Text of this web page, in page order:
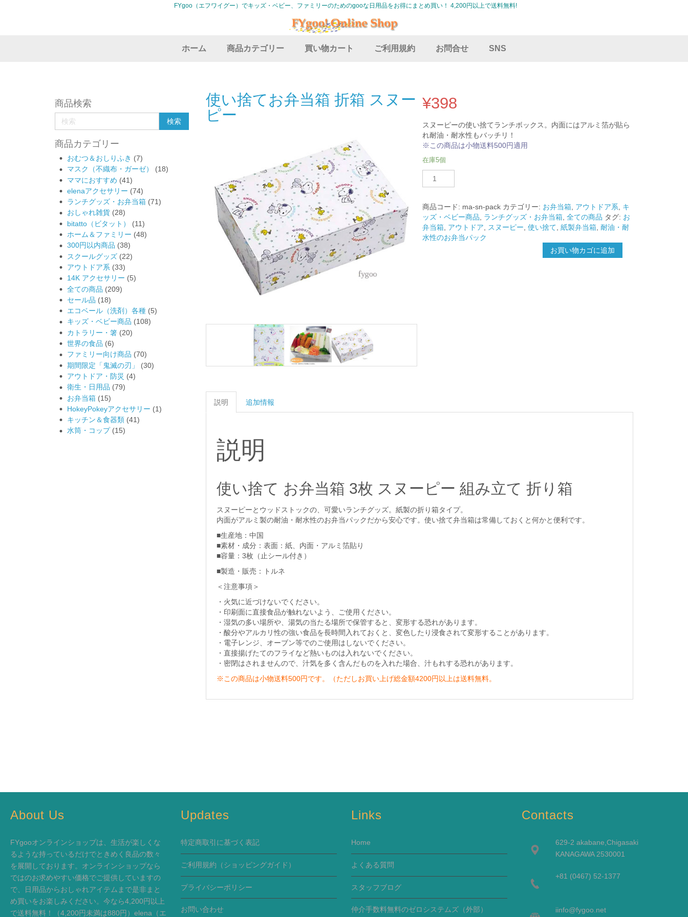
FYgoo（エフワイグー）でキッズ・ベビー、ファミリーのためのgooな日用品をお得にまとめ買い！ 4,200円以上で送料無料!
ホーム 商品カテゴリー 買い物カート ご利用規約 お問合せ SNS
商品検索
商品カテゴリー
おむつ＆おしりふき (7)
マスク（不織布・ガーゼ）
(18)
ママにおすすめ (41)
elenaアクセサリー (74)
ランチグッズ・お弁当箱 (71)
おしゃれ雑貨 (28)
bitatto（ビタット）
(11)
ホーム＆ファミリー (48)
300円以内商品 (38)
スクールグッズ (22)
アウトドア系 (33)
14K アクセサリー (5)
全ての商品 (209)
セール品 (18)
エコベール（洗剤）各種 (5)
キッズ・ベビー商品 (108)
カトラリー・箸 (20)
世界の食品 (6)
ファミリー向け商品 (70)
期間限定「鬼滅の刃」
(30)
アウトドア・防災 (4)
衛生・日用品 (79)
お弁当箱 (15)
HokeyPokeyアクセサリー (1)
キッチン＆食器類 (41)
水筒・コップ (15)
使い捨てお弁当箱 折箱 スヌー
ピー
¥398
スヌーピーの使い捨てランチボックス。内面にはアルミ箔が貼ら
れ耐油・耐水性もバッチリ！
※この商品は小物送料500円適用
在庫5個
て
お
弁
当
商品コード: ma-sn-pack カテゴリー: お弁当箱, アウトドア系
キ
ッズ・ベビー商品
ランチグッズ・お弁当箱, 全ての商品 タグ: お
弁当箱, アウトドア スヌーピー 使い捨て 紙製弁当箱, 耐油・耐
水性のお弁当パック
お買い物カゴに追加
説明 追加情報
説明
使い捨て お弁当箱 3枚 スヌーピー 組み立て 折り箱
スヌーピーとウッドストックの、可愛いランチグッズ。紙製の折り箱タイプ。
内面がアルミ製の耐油・耐水性のお弁当パックだから安心です。使い捨て弁当箱は常備しておくと何かと便利です。
■生産地：中国
■素材・成分：表面：紙、内面・アルミ箔貼り
■容量：3枚（止シール付き）
■製造・販売：トルネ
＜注意事項＞
・火気に近づけないでください。
・印刷面に直接食品が触れないよう、ご使用ください。
・湿気の多い場所や、湯気の当たる場所で保管すると、変形する恐れがあります。
・酸分やアルカリ性の強い食品を長時間入れておくと、変色したり浸食されて変形することがあります。
・電子レンジ、オーブン等でのご使用はしないでください。
・直接揚げたてのフライなど熱いものは入れないでください。
・密閉はされませんので、汁気を多く含んだものを入れた場合、汁もれする恐れがあります。
※この商品は小物送料500円です。（ただしお買い上げ総金額4200円以上は送料無料。
About Us
FYgooオンラインショップは、生活が楽しくな
るような持っているだけでときめく良品の数々
を展開しております。オンラインショップなら
ではのお求めやすい価格でご提供していますの
で、日用品からおしゃれアイテムまで是非まと
め買いをお楽しみください。今なら4,200円以上
で送料無料！（4,200円未満は880円）elena（エ
Updates
特定商取引に基づく表記
ご利用規約 （ショッピングガイド）
プライバシーポリシー
お問い合わせ
Links
Home
よくある質問
スタッフブログ
仲介手数料無料のゼロシステムズ（外部）
Contacts
629-2 akabane,Chigasaki
KANAGAWA 2530001
+81 (0467) 52-1377
iinfo@fygoo.net